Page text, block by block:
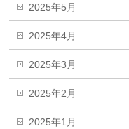
2025年5月
2025年4月
2025年3月
2025年2月
2025年1月